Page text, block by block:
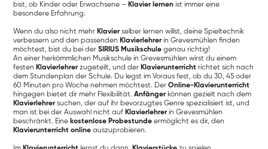
bist, ob Kinder oder Erwachsene – Klavier lernen ist immer eine
besondere Erfahrung.
Wenn du also nicht mehr Klavier selber lernen willst, deine Spieltechnik
verbessern und den passenden Klavierlehrer in Grevesmühlen finden
möchtest, bist du bei derSIRIUS Musikschule genau richtig!
An einer herkömmlichen Musikschule in Grevesmühlen wirst du einem
festen Klavierlehrer zugeteilt, und der Klavierunterricht richtet sich nach
dem Stundenplan der Schule. Du legst im Voraus fest, ob du 30, 45 oder
60 Minuten pro Woche nehmen möchtest. DerOnline-Klavierunterricht
hingegen bietet dir mehr Flexibilität.Anfänger können gezielt nach dem
Klavierlehrer suchen, der auf ihr bevorzugtes Genre spezialisiert ist, und
man ist bei der Auswahl nicht auf Klavierlehrer in Grevesmühlen
beschränkt. Eine kostenlose Probestunde ermöglicht es dir, den
Klavierunterricht online auszuprobieren.